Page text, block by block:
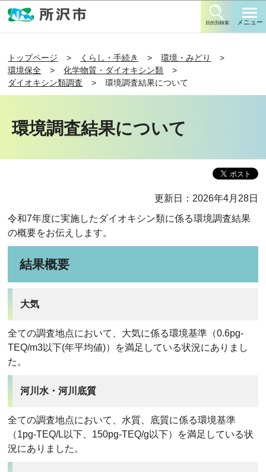
目的別検索 メニュー
トップページ くらし・手続き
環境・みどり
環境保全
化学物質・ダイオキシン類
ダイオキシン類調査
環境調査結果について
環境調査結果について
更新日：2026年4月28日
令和7年度に実施したダイオキシン類に係る環境調査結果
の概要をお伝えします。
結果概要
大気
全ての調査地点において、大気に係る環境基準（0.6pg-
TEQ/m3以下(年平均値)）を満足している状況にありまし
た。
河川水・河川底質
全ての調査地点において、水質、底質に係る環境基準
（1pg-TEQ/L以下、150pg-TEQ/g以下）を満足している状
況にありました。